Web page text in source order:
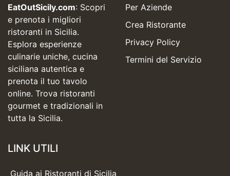
EatOutSicily.com: Scopri
e prenota i migliori
ristoranti in Sicilia.
Esplora esperienze
culinarie uniche, cucina
siciliana autentica e
prenota il tuo tavolo
online. Trova ristoranti
gourmet e tradizionali in
tutta la Sicilia.
Per Aziende
Crea Ristorante
Privacy Policy
Termini del Servizio
LINK UTILI
Guida ai Ristoranti di Sicilia